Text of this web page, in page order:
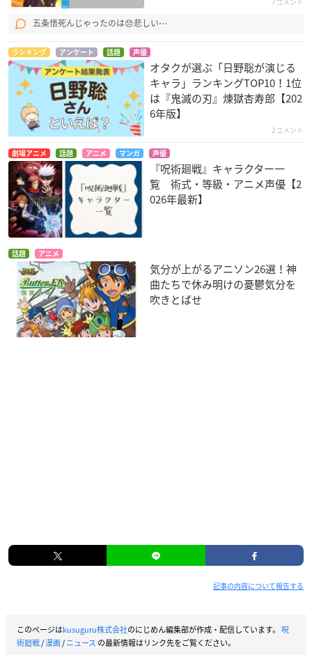
五条悟死んじゃったのは😞悲しい⋯
ランキング アンケート 話題 声優
オタクが選ぶ「日野聡が演じる
キャラ」ランキングTOP10！1位
は『鬼滅の刃』煉󠄁獄杏寿郎【202
6年版】
2コメント
劇場アニメ 話題 アニメ マンガ 声優
『呪術廻戦』キャラクター一
覧 術式・等級・アニメ声優【2
026年最新】
話題 アニメ
気分が上がるアニソン26選！神
曲たちで休み明けの憂鬱気分を
吹きとばせ
記事の内容について報告する
このページはkusuguru株式会社のにじめん編集部が作成・配信しています。 呪
術廻戦/漫画/ニュース の最新情報はリンク先をご覧ください。